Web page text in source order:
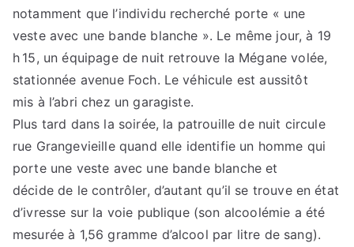
notamment que l’individu recherché porte « une
veste avec une bande blanche ». Le même jour, à 19
h 15, un équipage de nuit retrouve la Mégane volée,
stationnée avenue Foch. Le véhicule est aussitôt
mis à l’abri chez un garagiste.
Plus tard dans la soirée, la patrouille de nuit circule
rue Grangevieille quand elle identifie un homme qui
porte une veste avec une bande blanche et
décide de le contrôler, d’autant qu’il se trouve en état
d’ivresse sur la voie publique (son alcoolémie a été
mesurée à 1,56 gramme d’alcool par litre de sang).